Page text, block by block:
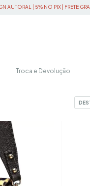
PIX | FRETE GRATIS ACIMA R$450
Troca e Devolução